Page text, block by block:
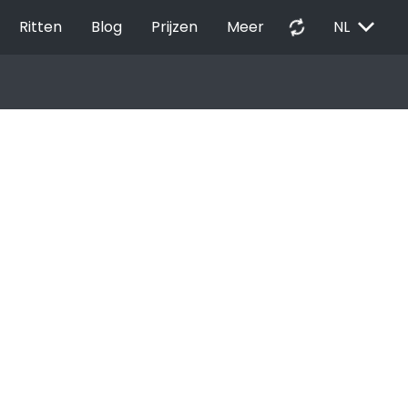
Ritten Blog Prijzen Meer autorenew NL EXPAND_MORE